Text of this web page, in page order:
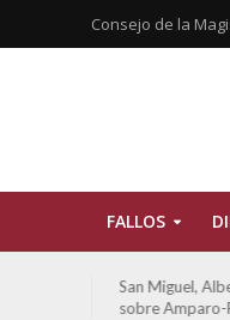
Consejo de la
FALLOS
San Miguel,
sobre